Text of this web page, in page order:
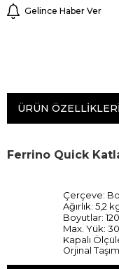
Gelince Haber Ver
ÜRÜN ÖZELLIKLERI
Ferrino Quick
Çerçeve:
Ağırlık: 5,2
Boyutlar:
Max. Yük:
Kapalı
Orjinal